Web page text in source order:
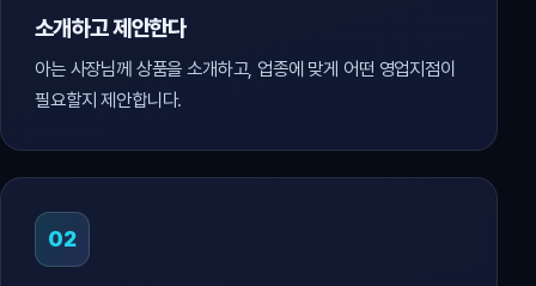
소개하고 제안한다
아는 사장님께 상품을 소개하고, 업종에 맞게 어떤 영업지점이
필요할지 제안합니다.
02